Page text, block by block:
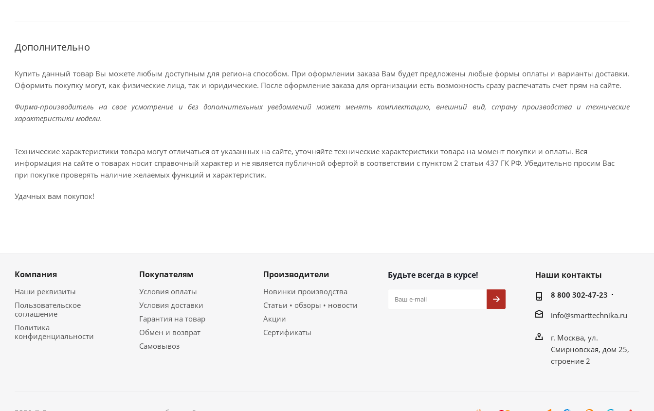
Дополнительно
Купить данный товар Вы можете любым доступным для региона способом. При оформлении заказа Вам будет предложены любые формы оплаты и варианты доставки.
Оформить покупку могут, как физические лица, так и юридические. После оформление заказа для организации есть возможность сразу распечатать счет прям на сайте.
Фирма-производитель на свое усмотрение и без дополнительных уведомлений может менять комплектацию, внешний вид, страну производства и технические
характеристики модели.
Технические характеристики товара могут отличаться от указанных на сайте, уточняйте технические характеристики товара на момент покупки и оплаты. Вся
информация на сайте о товарах носит справочный характер и не является публичной офертой в соответствии с пунктом 2 статьи 437 ГК РФ. Убедительно просим Вас
при покупке проверять наличие желаемых функций и характеристик.
Удачных вам покупок!
Компания
Наши реквизиты
Пользовательское
соглашение
Политика
конфиденциальности
Покупателям
Условия оплаты
Условия доставки
Гарантия на товар
Обмен и возврат
Самовывоз
Производители
Новинки производства
Статьи • обзоры • новости
Акции
Сертификаты
Будьте всегда в курсе! Наши контакты
8 800 302-47-23
info@smarttechnika.ru
г. Москва, ул.
Смирновская, дом 25,
строение 2